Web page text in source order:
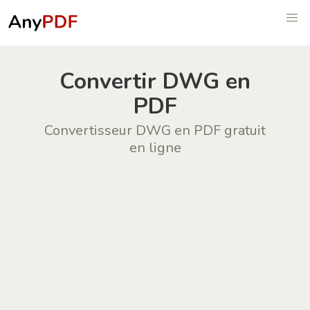
Convertir DWG en
PDF
Convertisseur DWG en PDF gratuit
en ligne